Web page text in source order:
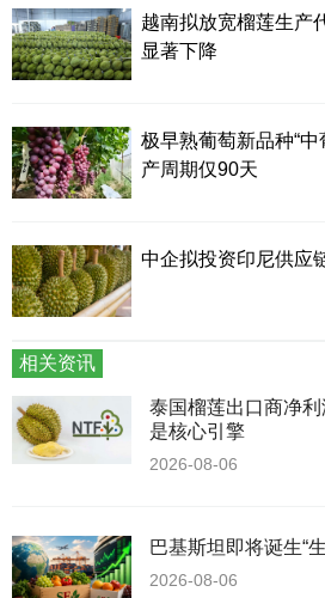
越南拟放宽榴莲生产
显著下降
极早熟葡萄新品种“
产周期仅90天
中企拟投资印尼供应
相关资讯
泰国榴莲出口商净
是核心引擎
2026-08-06
巴基斯坦即将诞生“
2026-08-06